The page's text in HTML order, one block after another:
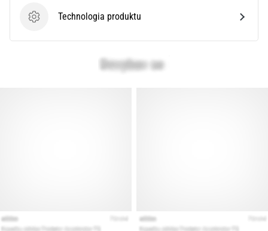
Technologia produktu
Technologia produktu